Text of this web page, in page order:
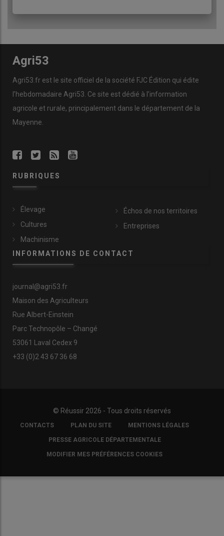
Agri53
Agri53.fr est le site officiel de la société FJC Édition qui édite
l’hebdomadaire Agri53. Ce site est dédié à l’information
agricole et rurale, principalement dans le département de la
Mayenne.
RUBRIQUES
Élevage
Cultures
Machinisme
Échos de nos territoires
Entreprises
INFORMATIONS DE CONTACT
journal@agri53.fr
Maison des Agriculteurs
Rue Albert-Einstein
Parc Technopôle – Changé
53061 Laval Cedex 9
+33 (0)2 43 67 36 68
© Réussir 2026 - Tous droits réservés
FOOTER
COPYRIGHT
CONTACTS PLAN DU SITE MENTIONS LÉGALES
PRESSE AGRICOLE DÉPARTEMENTALE
MODIFIER MES PRÉFÉRENCES COOKIES